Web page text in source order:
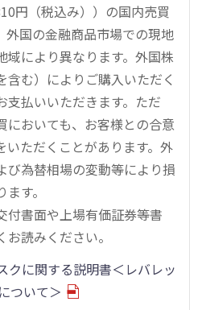
円（税込み））の国内売買
外国の金融商品市場での現地
域により異なります。外国株
む）によりご購入いただく
支払いいただきます。ただ
においても、お客様との合意
いただくことがあります。外
び為替相場の変動等により損
す。
付書面や上場有価証券等書
読みください。
クに関する説明書＜レバレッ
ついて＞